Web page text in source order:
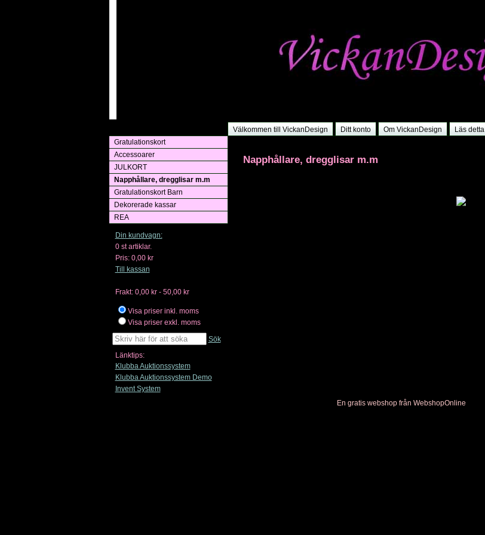
Välkommen till VickanDesign Ditt konto Om VickanDesign Läs detta
Gratulationskort
Accessoarer
JULKORT
Napphållare, dregglisar m.m
Gratulationskort Barn
Dekorerade kassar
REA
Din kundvagn:
0st artiklar.
Pris: 0,00 kr
Till kassan
Frakt: 0,00 kr - 50,00 kr
Visa priser inkl. moms
Visa priser exkl. moms
Sök
Länktips:
Klubba Auktionssystem
Klubba Auktionssystem Demo
Invent System
Napphållare, dregglisar m.m
En gratis webshop från WebshopOnline